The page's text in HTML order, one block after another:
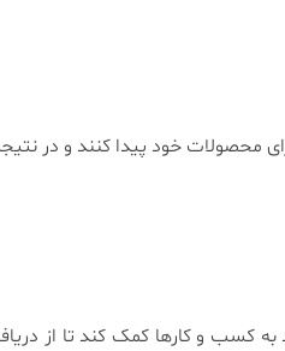
محصولات خود پیدا کنند و در
به کسب و کارها کمک کند تا از